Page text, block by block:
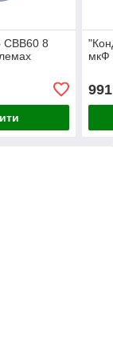
CBB60 8
мкФ
991